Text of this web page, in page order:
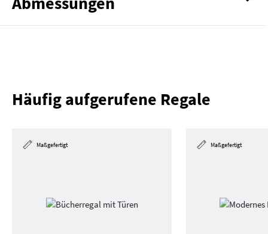
Häufig aufgerufene Regale
Maßgefertigt Maßgefertigt